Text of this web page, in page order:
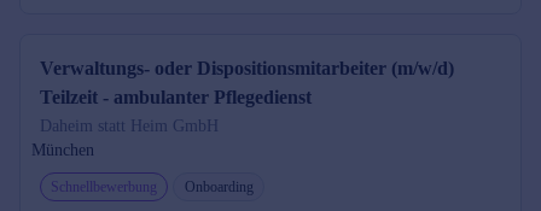
Verwaltungs- oder Dispositionsmitarbeiter (m/w/d)
Teilzeit - ambulanter Pflegedienst
Daheim statt Heim GmbH
München
Schnellbewerbung Onboarding